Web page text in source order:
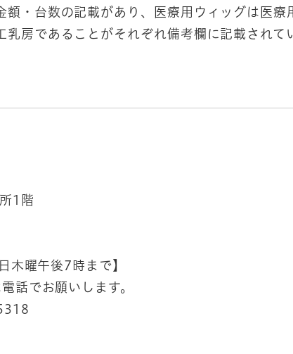
・台数の記載があり、医療用ウィッグは医療
房であることがそれぞれ備考欄に記載されて
1階
木曜午後7時まで】
話でお願いします。